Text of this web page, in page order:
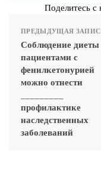
Поделитесь с
ПРЕДЫДУЩАЯ
Соблюдение диеты
пациентами с
фенилкетонурией
можно отнести
профилактике
наследственных
заболеваний